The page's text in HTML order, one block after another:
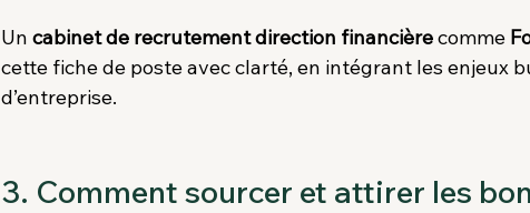
Un cabinet de recrutement direction financière comme
cette fiche de poste avec clarté, en intégrant les enjeux
d’entreprise.
3. Comment sourcer et attirer les